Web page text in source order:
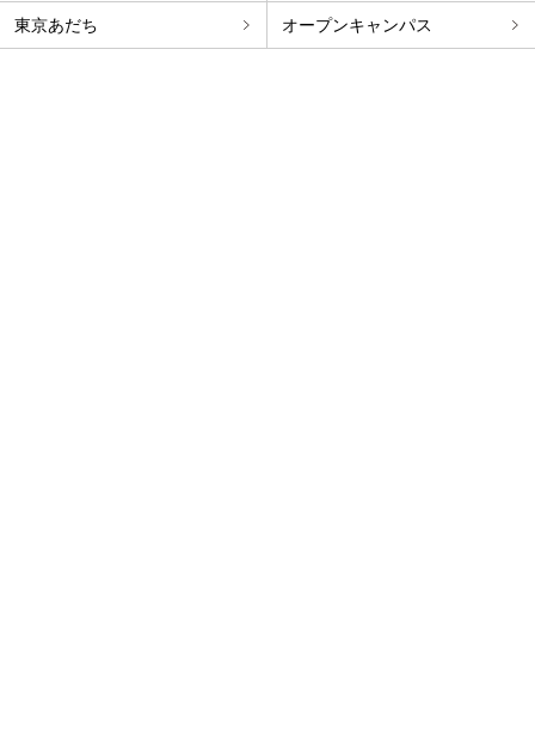
東京あだち オープンキャンパス